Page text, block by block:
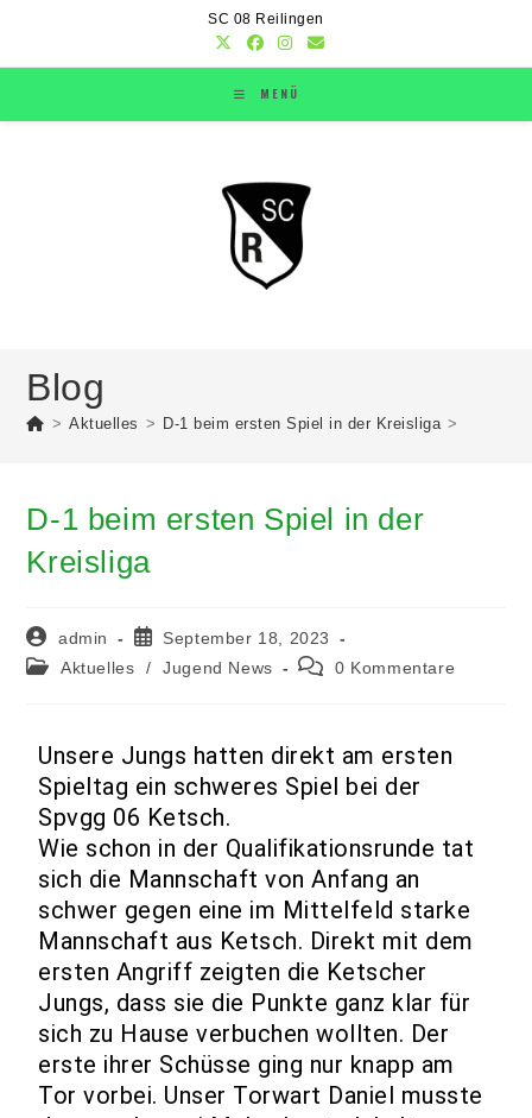
SC 08 Reilingen
MENÜ
Blog
> Aktuelles > D-1 beim ersten Spiel in der Kreisliga >
D-1 beim ersten Spiel in der
Kreisliga
admin
September 18, 2023
Aktuelles
/ Jugend News 0 Kommentare
Unsere Jungs hatten direkt am ersten
Spieltag ein schweres Spiel bei der
Spvgg 06 Ketsch.
Wie schon in der Qualifikationsrunde tat
sich die Mannschaft von Anfang an
schwer gegen eine im Mittelfeld starke
Mannschaft aus Ketsch. Direkt mit dem
ersten Angriff zeigten die Ketscher
Jungs, dass sie die Punkte ganz klar für
sich zu Hause verbuchen wollten. Der
erste ihrer Schüsse ging nur knapp am
Tor vorbei. Unser Torwart Daniel musste